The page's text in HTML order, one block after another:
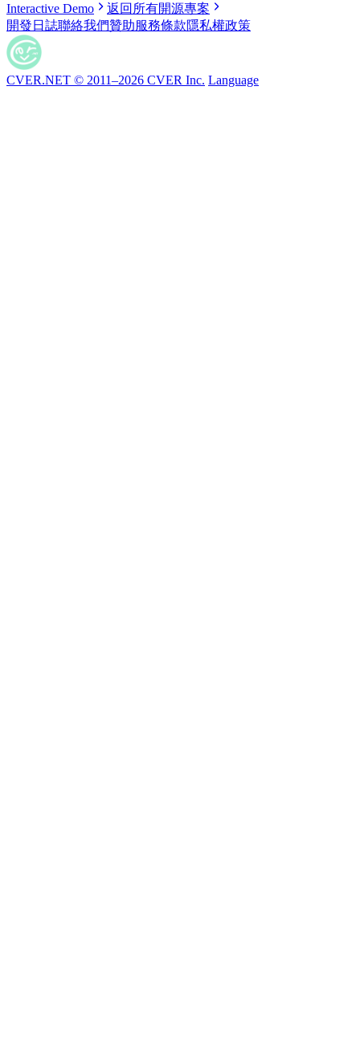
Interactive Demo
返回所有開源專案
開發日誌聯絡我們贊助服務條款隱私權政策
CVER.NET © 2011–2026 CVER Inc. Language